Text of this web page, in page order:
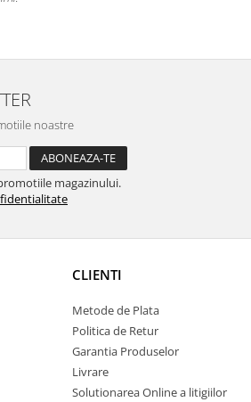
noastre
magazinului.
CLIENTI
Metode de Plata
Politica de Retur
Garantia Produselor
Livrare
Solutionarea Online a litigiilor